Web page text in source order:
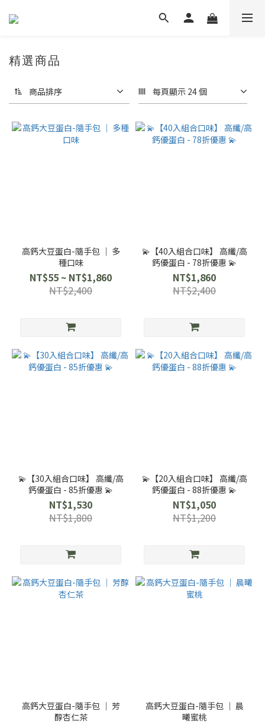
精選商品
商品排序 每頁顯示 24 個
高鈣大豆蛋白-隨手包 ｜ 多
種口味
NT$55 ~ NT$1,860
NT$2,400
💫【40入組合口味】 高纖/高
鈣優蛋白 - 78折優惠 💫
NT$1,860
NT$2,400
💫【30入組合口味】 高纖/高
鈣優蛋白 - 85折優惠 💫
NT$1,530
NT$1,800
💫【20入組合口味】 高纖/高
鈣優蛋白 - 88折優惠 💫
NT$1,050
NT$1,200
高鈣大豆蛋白-隨手包 ｜ 芳
醇杏仁茶
高鈣大豆蛋白-隨手包 ｜ 晨
曦蜜桃